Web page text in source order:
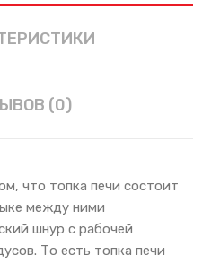
(0)
что топка печи состоит
между ними
шнур с рабочей
То есть топка печи